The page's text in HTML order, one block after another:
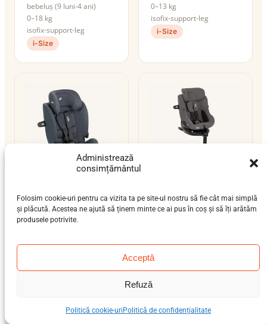
Administrează
consimțământul
Folosim cookie-uri pentru ca vizita ta pe site-ul nostru să fie cât mai simplă
și plăcută. Acestea ne ajută să ținem minte ce ai pus în coș și să îți arătăm
produsele potrivite.
Acceptă
Refuză
Politică cookie-uri Politică de confidențialitate
bebeluș (9 luni-4 ani)
0–18 kg
isofix-support-leg
i-Size
0–13 kg
isofix-support-leg
i-Size
Joie i-Bold
bebeluș (9 luni-4 ani),
preșcolar (3-7 ani), școlar
Joie i-Pivot 360
nou-născut (0-12 luni),